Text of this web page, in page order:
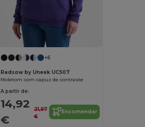
+6
Radsow by Uneek UC507
Moletom com capuz de contraste
A partir de:
14,92
€
21,97
€
Encomendar